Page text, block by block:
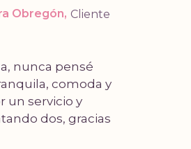
Obregón Cliente
nunca pensé
comoda y
un servicio y
dos, gracias